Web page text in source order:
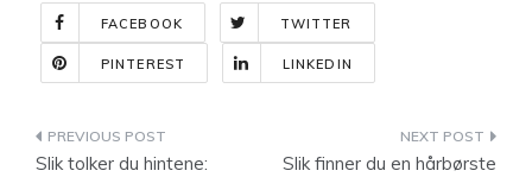
FACEBOOK TWITTER
PINTEREST LINKEDIN
Indlægsnavigation
Slik tolker du hintene:
Slik finner du en hårbørste